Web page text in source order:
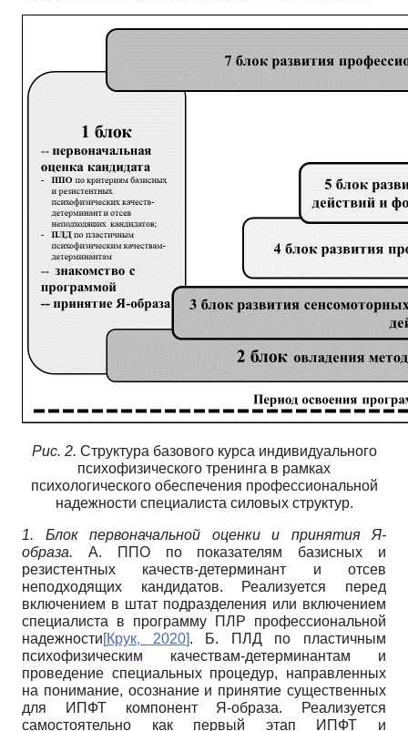
Рис. 2. Структура базового курса индивидуального
психофизического тренинга в рамках
психологического обеспечения профессиональной
надежности специалиста силовых структур.
1. Блок первоначальной оценки и принятия Я-
образа. А. ППО по показателям базисных и
резистентных качеств-детерминант и отсев
неподходящих кандидатов. Реализуется перед
включением в штат подразделения или включением
специалиста в программу ПЛР профессиональной
надежности[Крук, 2020]. Б. ПЛД по пластичным
психофизическим качествам-детерминантам и
проведение специальных процедур, направленных
на понимание, осознание и принятие существенных
для ИПФТ компонент Я-образа. Реализуется
самостоятельно как первый этап ИПФТ и